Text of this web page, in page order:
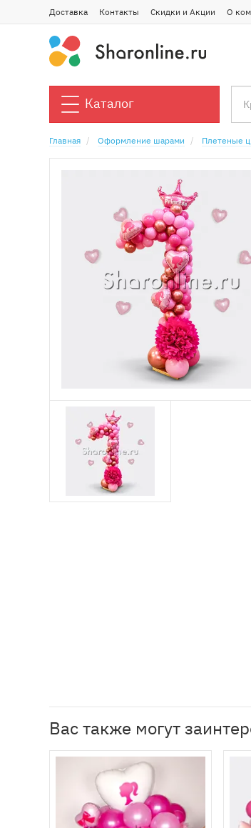
Доставка Контакты Скидки и Акции О
Каталог
Главная Оформление шарами Плетеные
Вас также могут